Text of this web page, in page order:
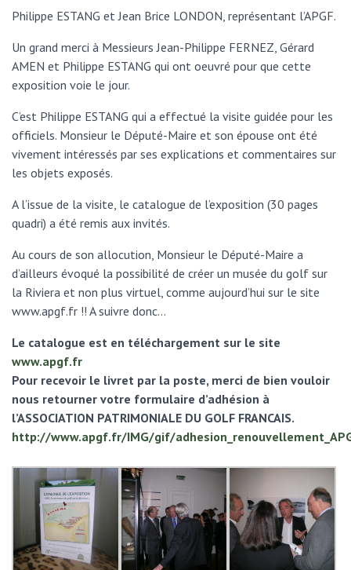
Philippe ESTANG et Jean Brice LONDON, représentant l’APGF.
Un grand merci à Messieurs Jean-Philippe FERNEZ, Gérard
AMEN et Philippe ESTANG qui ont oeuvré pour que cette
exposition voie le jour.
C’est Philippe ESTANG qui a effectué la visite guidée pour les
officiels. Monsieur le Député-Maire et son épouse ont été
vivement intéressés par ses explications et commentaires sur
les objets exposés.
A l’issue de la visite, le catalogue de l’exposition (30 pages
quadri) a été remis aux invités.
Au cours de son allocution, Monsieur le Député-Maire a
d’ailleurs évoqué la possibilité de créer un musée du golf sur
la Riviera et non plus virtuel, comme aujourd’hui sur le site
www.apgf.fr !! A suivre donc…
Le catalogue est en téléchargement sur le site
www.apgf.fr
Pour recevoir le livret par la poste, merci de bien vouloir
nous retourner votre formulaire d’adhésion à
l’ASSOCIATION PATRIMONIALE DU GOLF FRANCAIS.
http://www.apgf.fr/IMG/gif/